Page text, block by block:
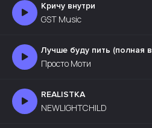
Кричу внутри
GST Music
Лучше буду пить (полная
Просто Моти
REALISTKA
NEWLIGHTCHILD